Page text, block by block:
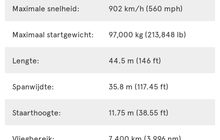
Maximale snelheid: 902 km/h (560 mph)
Maximaal startgewicht: 97,000 kg (213,848 lb)
Lengte: 44.5 m (146 ft)
Spanwijdte: 35.8 m (117.45 ft)
Staarthoogte: 11.75 m (38.55 ft)